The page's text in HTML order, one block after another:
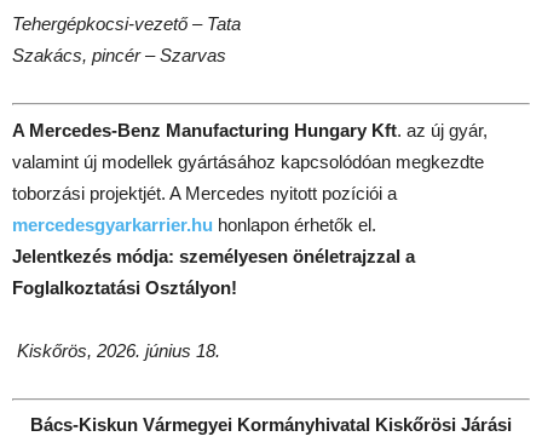
Tehergépkocsi-vezető – Tata
Szakács, pincér – Szarvas
A Mercedes-Benz Manufacturing Hungary Kft. az új gyár,
valamint új modellek gyártásához kapcsolódóan megkezdte
toborzási projektjét. A Mercedes nyitott pozíciói a
mercedesgyarkarrier.hu honlapon érhetők el.
Jelentkezés módja: személyesen önéletrajzzal a
Foglalkoztatási Osztályon!
Kiskőrös, 2026. június 18.
Bács-Kiskun Vármegyei Kormányhivatal Kiskőrösi Járási